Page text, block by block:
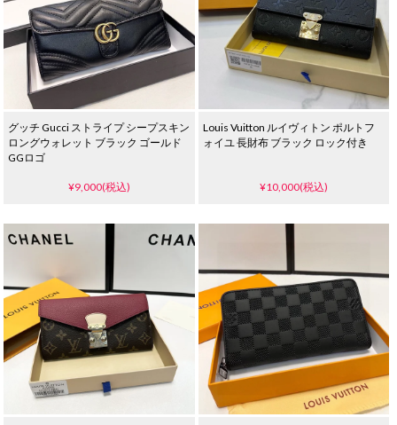
グッチ Gucci ストライプ シープスキン
ロングウォレット ブラック ゴールド
GGロゴ
¥9,000(税込)
Louis Vuitton ルイヴィトン ポルトフ
ォイユ 長財布 ブラック ロック付き
¥10,000(税込)